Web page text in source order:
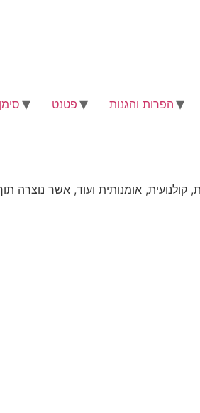
הפרות והגנות פטנט
קולנועית, אומנותית ועוד, אשר נוצרה